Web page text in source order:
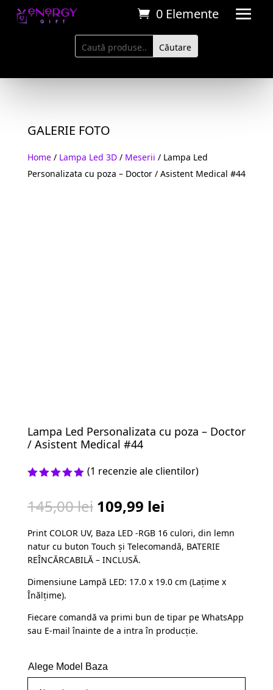
0 Elemente
GALERIE FOTO
Home/ Lampa Led 3D/ Meserii / Lampa Led
Personalizata cu poza – Doctor / Asistent Medical #44
Lampa Led Personalizata cu poza – Doctor
/ Asistent Medical #44
pe baza
unei
evaluări
(1 recenzie ale clientilor)
145,00lei Prețul
a
fost:
109,99 leiPrețul
este:
109,99 lei.
Print COLOR UV, Baza LED -RGB 16 culori, din lemn
natur cu buton Touch și Telecomandă, BATERIE
REÎNCĂRCABILĂ – INCLUSĂ.
Dimensiune Lampă LED: 17.0 x 19.0 cm (Lațime x
Înălțime).
Fiecare comandă va primi bun de tipar pe WhatsApp
sau E-mail înainte de a intra în producție.
Alege Model Baza